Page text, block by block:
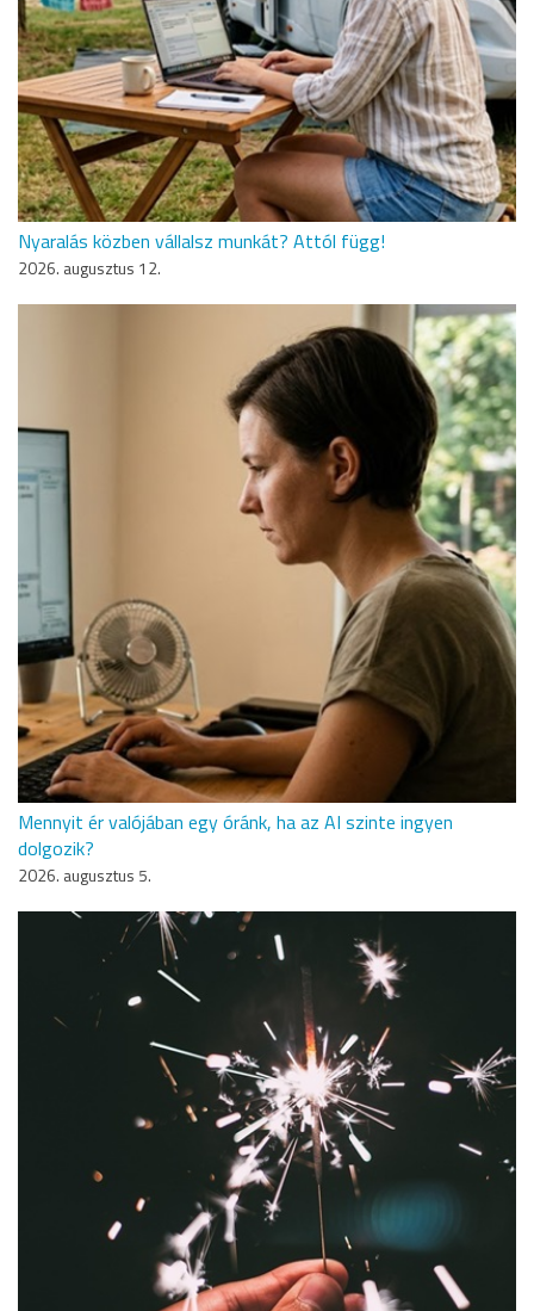
Nyaralás közben vállalsz munkát? Attól függ!
2026. augusztus 12.
Mennyit ér valójában egy óránk, ha az AI szinte ingyen
dolgozik?
2026. augusztus 5.